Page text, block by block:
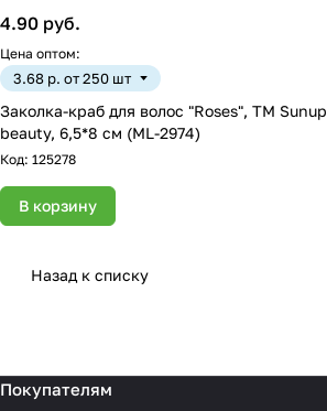
4.90 руб.
Цена оптом:
3.68 р. от 250 шт
Заколка-краб для волос "Roses", ТМ Sunup
beauty, 6,5*8 см (ML-2974)
Код: 125278
В корзину
Назад к списку
Покупателям